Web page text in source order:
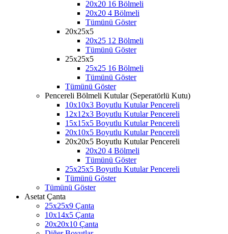
20x20 16 Bölmeli
20x20 4 Bölmeli
Tümünü Göster
20x25x5
20x25 12 Bölmeli
Tümünü Göster
25x25x5
25x25 16 Bölmeli
Tümünü Göster
Tümünü Göster
Pencereli Bölmeli Kutular (Seperatörlü Kutu)
10x10x3 Boyutlu Kutular Pencereli
12x12x3 Boyutlu Kutular Pencereli
15x15x5 Boyutlu Kutular Pencereli
20x10x5 Boyutlu Kutular Pencereli
20x20x5 Boyutlu Kutular Pencereli
20x20 4 Bölmeli
Tümünü Göster
25x25x5 Boyutlu Kutular Pencereli
Tümünü Göster
Tümünü Göster
Asetat Çanta
25x25x9 Çanta
10x14x5 Çanta
20x20x10 Çanta